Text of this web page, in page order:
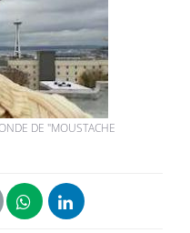
DE "MOUSTACHE